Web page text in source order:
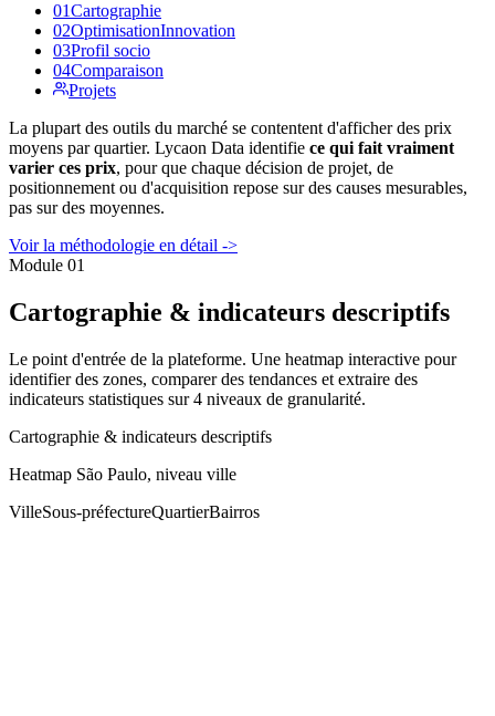
01Cartographie
02OptimisationInnovation
03Profil socio
04Comparaison
Projets
La plupart des outils du marché se contentent d'afficher des prix
moyens par quartier. Lycaon Data identifie ce qui fait vraiment
varier ces prix, pour que chaque décision de projet, de
positionnement ou d'acquisition repose sur des causes mesurables,
pas sur des moyennes.
Voir la méthodologie en détail ->
Module 01
Cartographie & indicateurs descriptifs
Le point d'entrée de la plateforme. Une heatmap interactive pour
identifier des zones, comparer des tendances et extraire des
indicateurs statistiques sur 4 niveaux de granularité.
Cartographie & indicateurs descriptifs
Heatmap São Paulo, niveau ville
VilleSous-préfectureQuartierBairros